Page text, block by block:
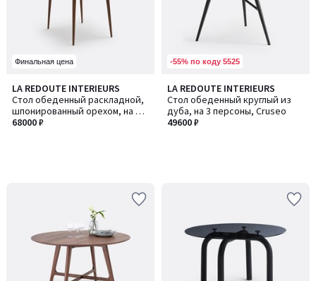
Финальная цена
LA REDOUTE INTERIEURS
Стол обеденный раскладной,
шпонированный орехом, на 2-6
персон, AYLIN / АЙЛИН
68000 ₽
-55% по коду 5525
LA REDOUTE INTERIEURS
Стол обеденный круглый из
дуба, на 3 персоны, Cruseo
49600 ₽